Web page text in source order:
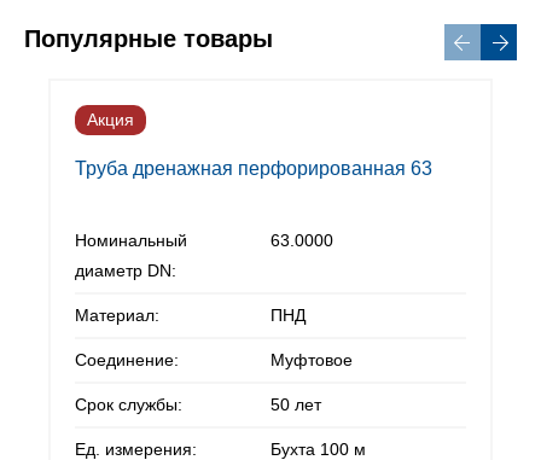
Популярные товары
Акция
Труба дренажная перфорированная 63
Номинальный
диаметр DN:
63.0000
Материал: ПНД
Соединение: Муфтовое
Срок службы: 50 лет
Ед. измерения: Бухта 100 м